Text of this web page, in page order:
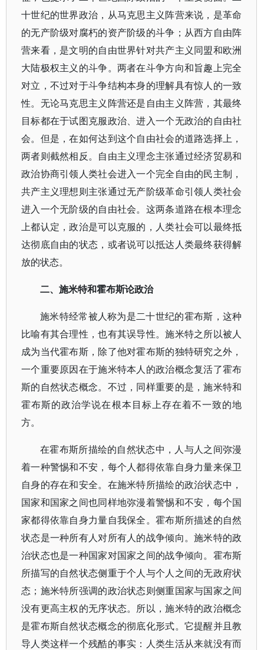
十世纪的世界政治，从马克思主义阵营来说，是革命
的无产阶级对腐朽的资产阶级的斗争；从西方自由阵
营来看，是文明的自由世界针对共产主义同盟和欧洲
大陆极权主义的斗争。两者在斗争方向和旨趣上完全
对立，不过对于斗争结构本身的理解具有惊人的一致
性。无论马克思主义阵营还是自由主义阵营，其最终
目标都在于试图克服政治、进入一个无政治的自由社
会。但是，在如何达到这个自由社会的道路选择上，
两者则截然相反。自由主义理念主张通过经济贸易和
政治协商引领人类社会进入一个完全自由的民主制，
共产主义理想则主张通过无产阶级革命引领人类社会
进入一个无阶级的自由社会。这两条道路在根本理念
上都认定，政治是可以克服的，人类社会可以最终抵
达彻底自由的状态，或者说可以抵达人类最终获得解
放的状态。
二、施米特和霍布斯论政治
施米特经常被人称为是二十世纪的霍布斯，这种
比喻有其合理性，也有其误导性。施米特之所以被人
成为当代霍布斯，除了他对霍布斯的独特研究之外，
一个重要原因在于施米特本人的政治概念复活了霍布
斯的自然状态概念。不过，同样重要的是，施米特和
霍布斯的政治学说在根本目标上存在着不一致的地
方。
在霍布斯所描绘的自然状态中，人与人之间弥漫
着一种警惕和不安，每个人都得依靠自身力量来保卫
自身的存在和安全。在施米特所描绘的政治状态中，
国家和国家之间也同样地弥漫着警惕和不安，每个国
家都得依靠自身力量自我保全。霍布斯所描述的自然
状态是一种所有人对所有人的战争倾向。施米特的政
治状态也是一种国家对国家之间的战争倾向。霍布斯
所描写的自然状态侧重于个人与个人之间的无政府状
态；施米特所强调的政治状态则侧重国家与国家之间
没有更高主权的无序状态。所以，施米特的政治概念
是霍布斯自然状态概念的彻底化形式。它提醒并且教
导人类这样一个残酷的事实：人类生活从来就没有而